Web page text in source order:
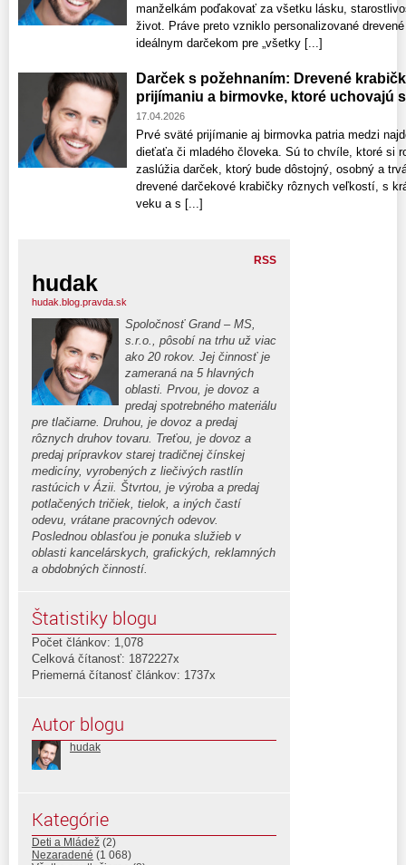
manželkám poďakovať za všetku lásku,
život. Práve preto vzniklo personalizované
ideálnym darčekom pre „všetky [...]
Darček s požehnaním: Drevené
prijímaniu a birmovke, ktoré uchovajú
17.04.2026
Prvé sväté prijímanie aj birmovka patria medzi
dieťaťa či mladého človeka. Sú to chvíle, ktoré si
zaslúžia darček, ktorý bude dôstojný, osobný a
drevené darčekové krabičky rôznych veľkostí, s
veku a s [...]
RSS
hudak
hudak.blog.pravda.sk
Spoločnosť Grand – MS,
s.r.o., pôsobí na trhu už viac
ako 20 rokov. Jej činnosť je
zameraná na 5 hlavných
oblasti. Prvou, je dovoz a
predaj spotrebného materiálu
pre tlačiarne. Druhou, je dovoz a predaj
rôznych druhov tovaru. Treťou, je dovoz a
predaj prípravkov starej tradičnej čínskej
medicíny, vyrobených z liečivých rastlín
rastúcich v Ázii. Štvrtou, je výroba a predaj
potlačených tričiek, tielok, a iných častí
odevu, vrátane pracovných odevov.
Poslednou oblasťou je ponuka služieb v
oblasti kancelárskych, grafických, reklamných
a obdobných činností.
Štatistiky blogu
Počet článkov: 1,078
Celková čítanosť: 1872227x
Priemerná čítanosť článkov: 1737x
Autor blogu
hudak
Kategórie
Deti a Mládež (2)
Nezaradené (1 068)